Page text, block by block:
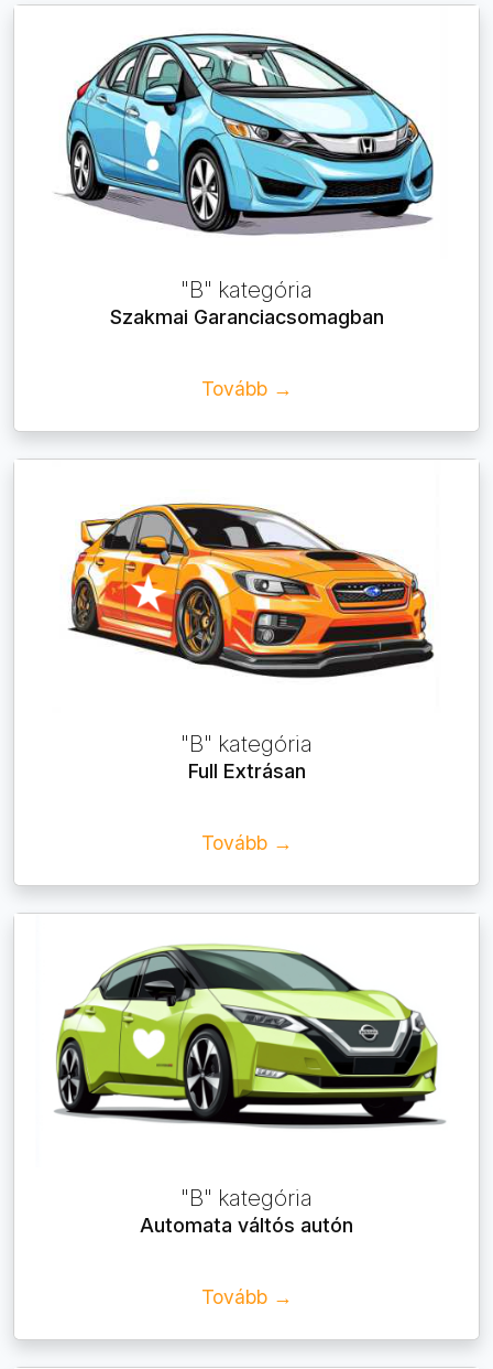
"B" kategória
Szakmai Garanciacsomagban
Tovább →
"B" kategória
Full Extrásan
Tovább →
"B" kategória
Automata váltós autón
Tovább →